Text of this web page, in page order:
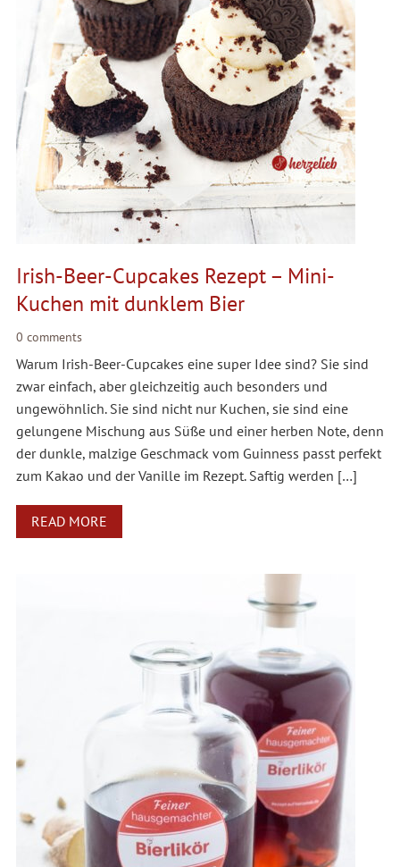
Irish-Beer-Cupcakes Rezept – Mini-
Kuchen mit dunklem Bier
0 comments
Warum Irish-Beer-Cupcakes eine super Idee sind? Sie sind
zwar einfach, aber gleichzeitig auch besonders und
ungewöhnlich. Sie sind nicht nur Kuchen, sie sind eine
gelungene Mischung aus Süße und einer herben Note, denn
der dunkle, malzige Geschmack vom Guinness passt perfekt
zum Kakao und der Vanille im Rezept. Saftig werden […]
READ MORE